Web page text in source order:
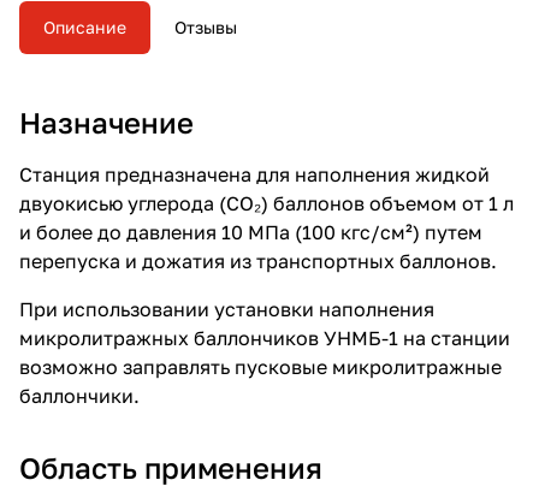
Описание Отзывы
Назначение
Станция предназначена для наполнения жидкой
двуокисью углерода (CO₂) баллонов объемом от 1 л
и более до давления 10 МПа (100 кгс/см²) путем
перепуска и дожатия из транспортных баллонов.
При использовании установки наполнения
микролитражных баллончиков УНМБ-1 на станции
возможно заправлять пусковые микролитражные
баллончики.
Область применения